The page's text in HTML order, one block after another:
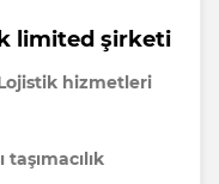
limited şirketi
hizmetleri
taşımacılık